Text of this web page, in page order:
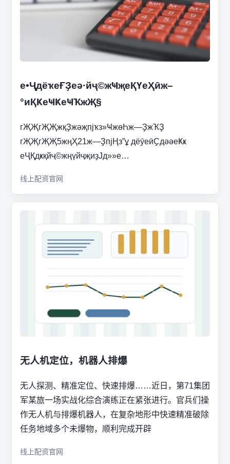
е•ҶдёҡеҒҘеә·йҷ©жҸҗеҚҮеҲӣж–
°иҚҜеҸҜеҸҠжҖ§
гҖҖгҖҖжқҘжәҗпјҡз»ҸжөҺж—ҘжҠҘ
гҖҖгҖҖ5жңҲ21ж—ҘпјҢз”ұ дёӯеӣҪдәәеҜҝ
еҶҚдҝқйҷ©жңүйҷҗиҙЈд»»е…
线上配资官网
无人机定位，机器人排爆
无人探测、精准定位、快速排爆……近日，第71集团
军某旅一场实战化综合演练正在紧张进行。官兵们操
作无人机与排爆机器人，在复杂地形中快速精准破除
任务地域多个未爆物，顺利完成开辟
线上配资官网